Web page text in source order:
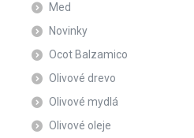
Med
Novinky
Ocot Balzamico
Olivové drevo
Olivové mydlá
Olivové oleje